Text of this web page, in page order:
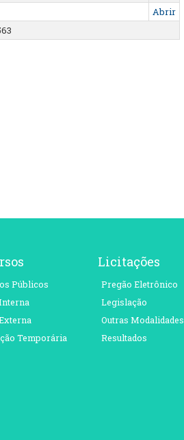
Abrir
Públicos
Temporária
Licitações
Pregão Eletrônico
Legislação
Outras Modalidades
Resultados